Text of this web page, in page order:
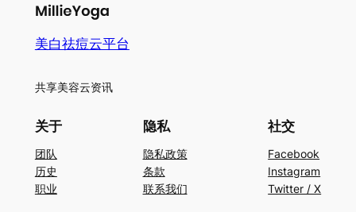
美白祛痘云平台
共享美容云资讯
关于
团队
历史
职业
隐私
隐私政策
条款
联系我们
社交
Facebook
Instagram
Twitter / X